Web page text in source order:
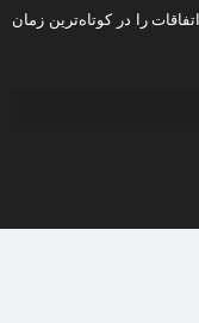
را در کوتاه‌ترین زمان